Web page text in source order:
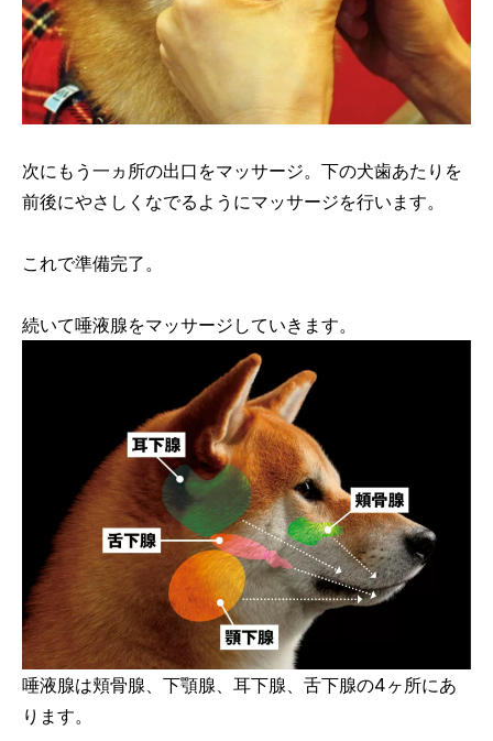
次にもう一ヵ所の出口をマッサージ。下の犬歯あたりを
前後にやさしくなでるようにマッサージを行います。
これで準備完了。
続いて唾液腺をマッサージしていきます。
唾液腺は頬骨腺、下顎腺、耳下腺、舌下腺の4ヶ所にあ
ります。